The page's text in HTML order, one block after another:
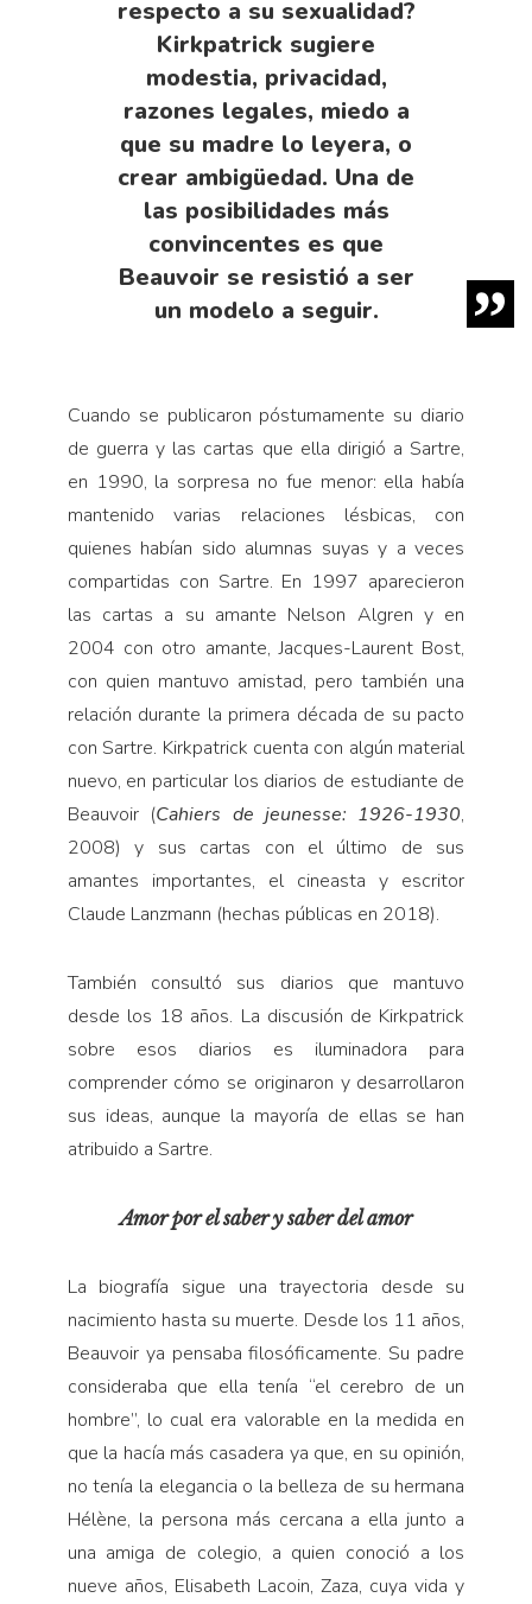
respecto a su sexualidad?
Kirkpatrick sugiere
modestia, privacidad,
razones legales, miedo a
que su madre lo leyera, o
crear ambigüedad. Una de
las posibilidades más
convincentes es que
Beauvoir se resistió a ser
un modelo a seguir.
Cuando se publicaron póstumamente su diario
de guerra y las cartas que ella dirigió a Sartre,
en 1990, la sorpresa no fue menor: ella había
mantenido varias relaciones lésbicas, con
quienes habían sido alumnas suyas y a veces
compartidas con Sartre. En 1997 aparecieron
las cartas a su amante Nelson Algren y en
2004 con otro amante, Jacques-Laurent Bost,
con quien mantuvo amistad, pero también una
relación durante la primera década de su pacto
con Sartre. Kirkpatrick cuenta con algún material
nuevo, en particular los diarios de estudiante de
Beauvoir (Cahiers de jeunesse: 1926-1930,
2008) y sus cartas con el último de sus
amantes importantes, el cineasta y escritor
Claude Lanzmann (hechas públicas en 2018).
También consultó sus diarios que mantuvo
desde los 18 años. La discusión de Kirkpatrick
sobre esos diarios es iluminadora para
comprender cómo se originaron y desarrollaron
sus ideas, aunque la mayoría de ellas se han
atribuido a Sartre.
Amor por el saber y saber del amor
La biografía sigue una trayectoria desde su
nacimiento hasta su muerte. Desde los 11 años,
Beauvoir ya pensaba filosóficamente. Su padre
consideraba que ella tenía “el cerebro de un
hombre”, lo cual era valorable en la medida en
que la hacía más casadera ya que, en su opinión,
no tenía la elegancia o la belleza de su hermana
Hélène, la persona más cercana a ella junto a
una amiga de colegio, a quien conoció a los
nueve años, Elisabeth Lacoin, Zaza, cuya vida y